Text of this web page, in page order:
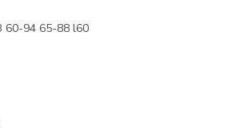
60-94 65-88 l60